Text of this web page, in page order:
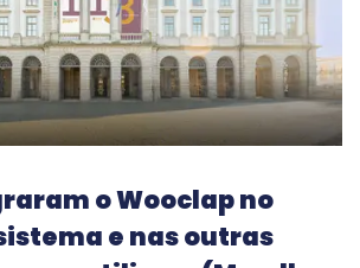
o Wooclap no
e nas outras